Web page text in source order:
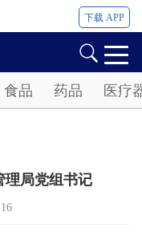
下载 APP
食品 药品 医疗
理局党组书记